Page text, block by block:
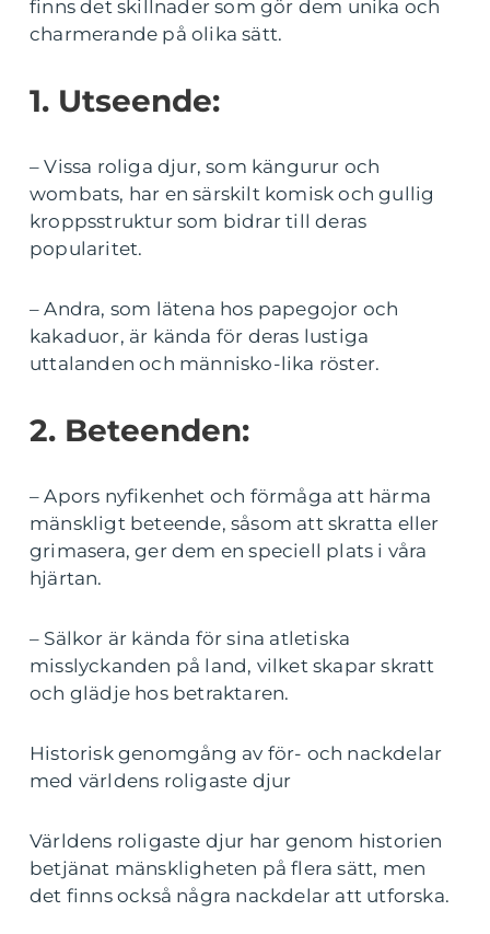
finns det skillnader som gör dem unika och
charmerande på olika sätt.
1. Utseende:
– Vissa roliga djur, som kängurur och
wombats, har en särskilt komisk och gullig
kroppsstruktur som bidrar till deras
popularitet.
– Andra, som lätena hos papegojor och
kakaduor, är kända för deras lustiga
uttalanden och människo-lika röster.
2. Beteenden:
– Apors nyfikenhet och förmåga att härma
mänskligt beteende, såsom att skratta eller
grimasera, ger dem en speciell plats i våra
hjärtan.
– Sälkor är kända för sina atletiska
misslyckanden på land, vilket skapar skratt
och glädje hos betraktaren.
Historisk genomgång av för- och nackdelar
med världens roligaste djur
Världens roligaste djur har genom historien
betjänat mänskligheten på flera sätt, men
det finns också några nackdelar att utforska.